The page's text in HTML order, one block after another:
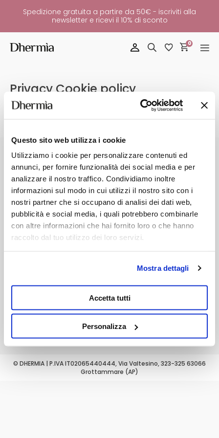
Questo sito web utilizza i cookie
Utilizziamo i cookie per personalizzare contenuti ed
annunci, per fornire funzionalità dei social media e per
analizzare il nostro traffico. Condividiamo inoltre
informazioni sul modo in cui utilizzi il nostro sito con i
nostri partner che si occupano di analisi dei dati web,
pubblicità e social media, i quali potrebbero combinarle
con altre informazioni che hai fornito loro o che hanno
raccolto dal tuo utilizzo dei loro servizi.
Mostra dettagli
Accetta tutti
Personalizza
Spedizione gratuita a partire da 50€ - iscriviti alla
newsletter e ricevi il 10% di sconto
0
Privacy Cookie policy
ASSISTENZA CLIENTI
Spedizioni
Metodi di pagamento
FAQ
Contatti
Resi e recessi
SU DI NOI
Chi siamo
Diventa rivenditore
Politica della qualità
Privacy Policy
Ecco i nostri social:
Lingua:En
© DHERMIA | P.IVA IT02065440444, Via Valtesino, 323-325 63066
Grottammare (AP)